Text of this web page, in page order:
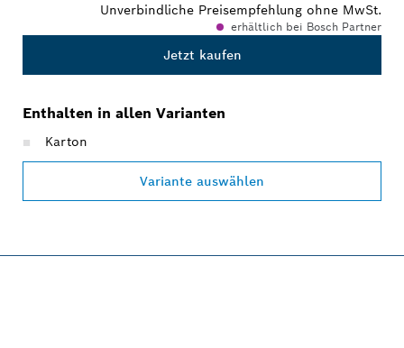
Unverbindliche Preisempfehlung ohne MwSt.
erhältlich bei Bosch Partner
Jetzt kaufen
Enthalten in allen Varianten
Karton
Variante auswählen